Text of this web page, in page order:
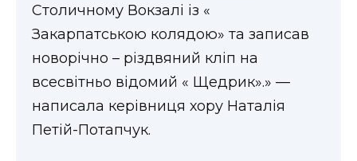
Столичному Вокзалі із «
Закарпатською колядою» та записав
новорічно – різдвяний кліп на
всесвітньо відомий « Щедрик».» —
написала керівниця хору Наталія
Петій-Потапчук.